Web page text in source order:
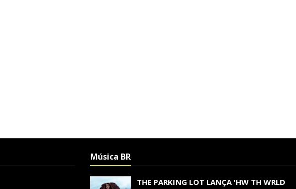
Música BR
THE PARKING LOT LANÇA 'HW TH WRLD